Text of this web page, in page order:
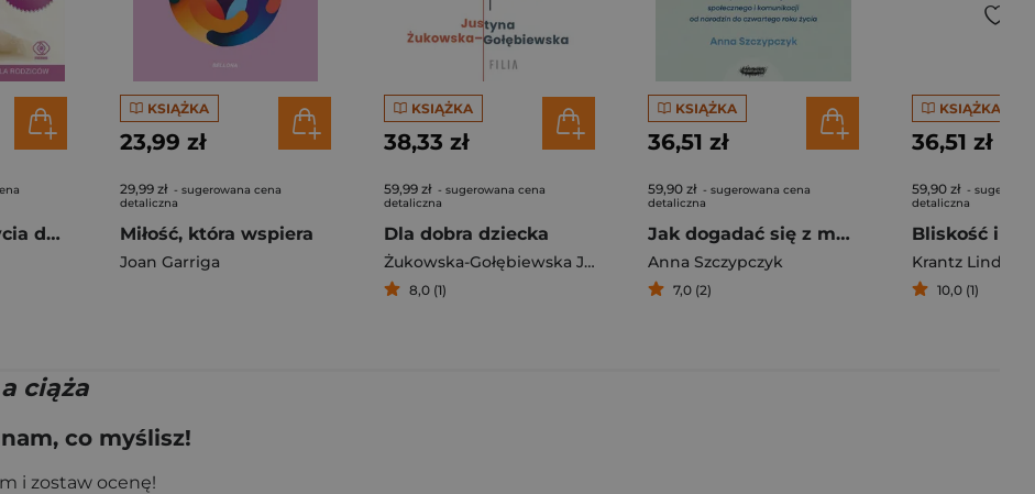
Pierwszy rok życia dziecka wyd. 5
KSIĄŻKA
23,99 zł
29,99 zł - sugerowana cena
detaliczna
Miłość, która wspiera
Joan Garriga
KSIĄŻKA
38,33 zł
59,99 zł - sugerowana cena
detaliczna
Dla dobra dziecka
Żukowska-Gołębiewska Justyna
8,0 (1)
KSIĄŻKA
36,51 zł
59,90 zł - sugerowana cena
detaliczna
Jak dogadać się z maluchem. Wspieranie rozwoju społecznego i komunikacji od narodzin od czwartego roku życia
Anna Szczypczyk
7,0 (2)
KSIĄŻKA
36,51 zł
59,90 zł -
detaliczna
Krantz
10,0 (1)
ciąża
co myślisz!
i zostaw ocenę!